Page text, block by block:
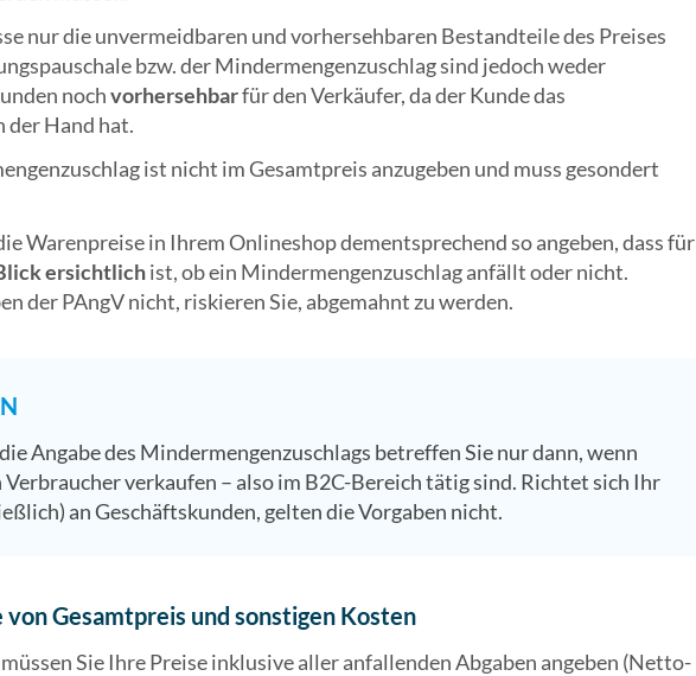
nur die unvermeidbaren und vorhersehbaren Bestandteile des Preises
bzw. der Mindermengenzuschlag sind jedoch weder
nochvorhersehbarfür den Verkäufer, da der Kunde das
der Hand hat.
ist nicht im Gesamtpreis anzugeben und muss gesondert
Warenpreise in Ihrem Onlineshop dementsprechend so angeben, dass für
ersichtlichist, ob ein Mindermengenzuschlag anfällt oder nicht.
der PAngV nicht, riskieren Sie, abgemahnt zu werden.
Angabe des Mindermengenzuschlags betreffen Sie nur dann, wenn
Verbraucher verkaufen – also im B2C-Bereich tätig sind. Richtet sich Ihr
an Geschäftskunden, gelten die Vorgaben nicht.
von Gesamtpreis und sonstigen Kosten
Sie Ihre Preise inklusive aller anfallenden Abgaben angeben (Netto-